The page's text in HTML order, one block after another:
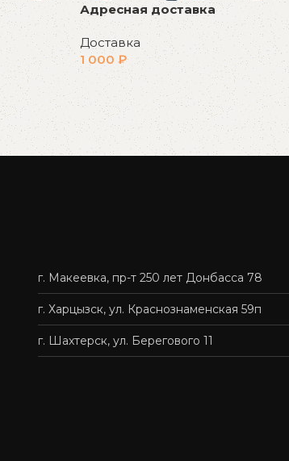
Адресная доставка
Доставка
1 000₽
В корзину
г. Макеевка, пр-т 250 лет Донбасса 78
г. Харцызск, ул. Краснознаменская 59п
г. Шахтерск, ул. Берегового 11